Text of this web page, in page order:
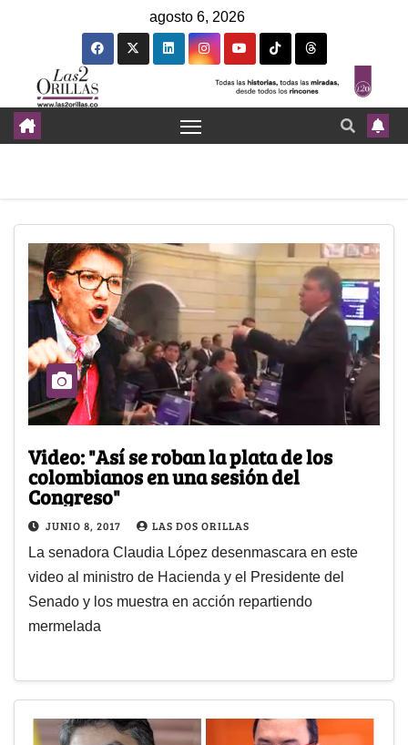
agosto 6, 2026
Video: "Así se roban la plata de los
colombianos en una sesión del
Congreso"
JUNIO 8, 2017 LAS DOS ORILLAS
La senadora Claudia López desenmascara en este
video al ministro de Hacienda y el Presidente del
Senado y los muestra en acción repartiendo
mermelada